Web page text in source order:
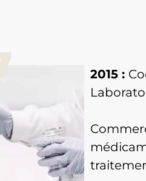
2015 :